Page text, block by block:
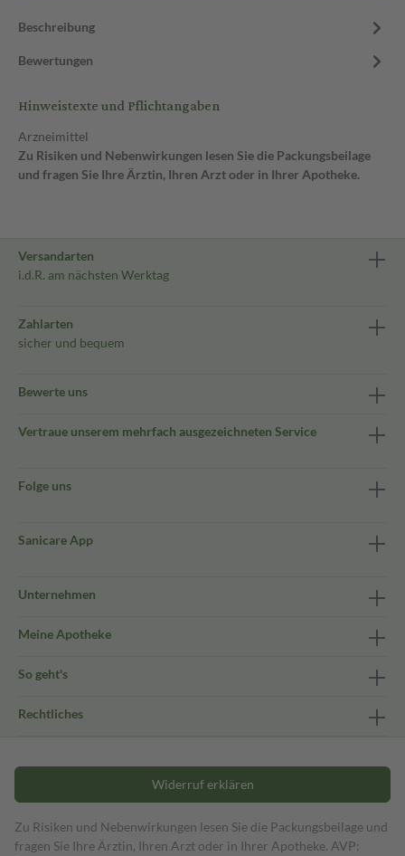
Beschreibung
Bewertungen
Hinweistexte und Pflichtangaben
Arzneimittel
Zu Risiken und Nebenwirkungen lesen Sie die Packungsbeilage
und fragen Sie Ihre Ärztin, Ihren Arzt oder in Ihrer Apotheke.
Versandarten
i.d.R. am nächsten Werktag
Zahlarten
sicher und bequem
Bewerte uns
Vertraue unserem mehrfach ausgezeichneten Service
Folge uns
Sanicare App
Unternehmen
Meine Apotheke
So geht's
Rechtliches
Widerruf erklären
Zu Risiken und Nebenwirkungen lesen Sie die Packungsbeilage und
fragen Sie Ihre Ärztin, Ihren Arzt oder in Ihrer Apotheke. AVP: